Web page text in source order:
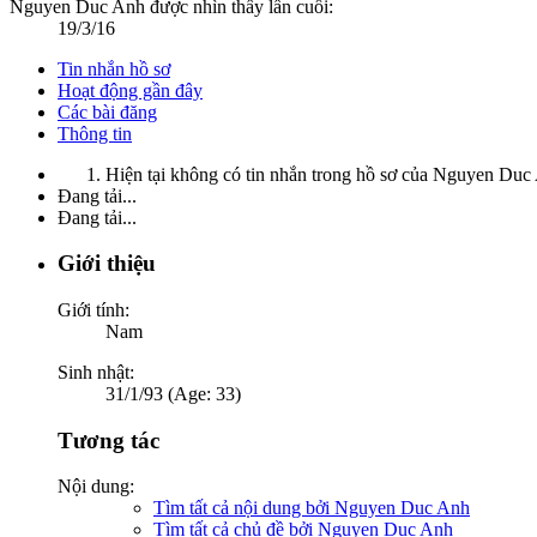
Nguyen Duc Anh được nhìn thấy lần cuối:
19/3/16
Tin nhắn hồ sơ
Hoạt động gần đây
Các bài đăng
Thông tin
Hiện tại không có tin nhắn trong hồ sơ của Nguyen Duc
Đang tải...
Đang tải...
Giới thiệu
Giới tính:
Nam
Sinh nhật:
31/1/93 (Age: 33)
Tương tác
Nội dung:
Tìm tất cả nội dung bởi Nguyen Duc Anh
Tìm tất cả chủ đề bởi Nguyen Duc Anh